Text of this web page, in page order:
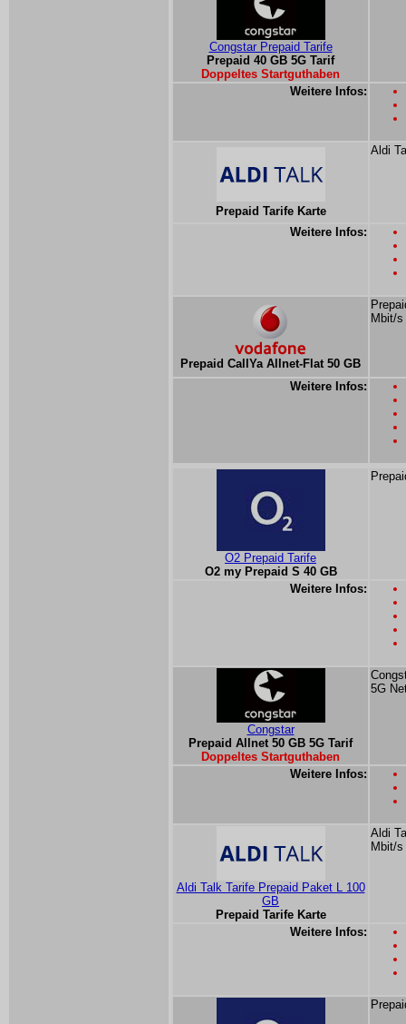
Congstar Prepaid Tarife
Prepaid 40 GB 5G Tarif
Doppeltes Startguthaben
Weitere Infos:
Prepaid Tarife Karte
Aldi
Weitere Infos:
Prepaid CallYa Allnet-Flat 50 GB
Mbit/s
Weitere Infos:
O2 Prepaid Tarife
O2 my Prepaid S 40 GB
Weitere Infos:
Congstar
Prepaid Allnet 50 GB 5G Tarif
Doppeltes Startguthaben
5G
Weitere Infos:
Aldi Talk Tarife Prepaid Paket L 100
GB
Prepaid Tarife Karte
Aldi
Mbit/s
Weitere Infos: